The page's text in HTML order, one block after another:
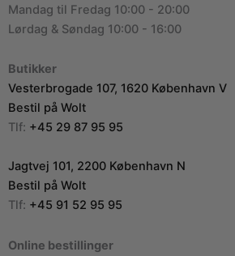
Mandag til Fredag 10:00 - 20:00
Lørdag & Søndag 10:00 - 16:00
Butikker
Vesterbrogade 107, 1620 København V
Bestil på Wolt
Tlf: +45 29 87 95 95
Jagtvej 101, 2200 København N
Bestil på Wolt
Tlf: +45 91 52 95 95
Online bestillinger